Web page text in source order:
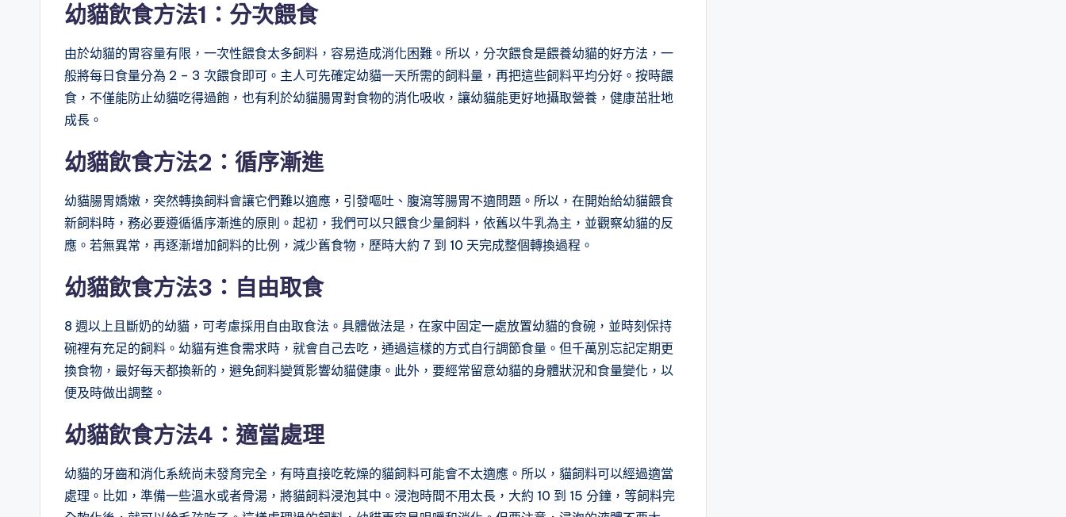
幼貓飲食方法1： 分次餵食
由於幼貓的胃容量有限，一次性餵食太多飼料，容易造成消化困難。所以，分次餵食是餵養幼貓的好方法，一
般將每日食量分為 2 – 3 次餵食即可。主人可先確定幼貓一天所需的飼料量，再把這些飼料平均分好。按時餵
食，不僅能防止幼貓吃得過飽，也有利於幼貓腸胃對食物的消化吸收，讓幼貓能更好地攝取營養，健康茁壯地
成長。
幼貓飲食方法2： 循序漸進
幼貓腸胃嬌嫩，突然轉換飼料會讓它們難以適應，引發嘔吐、腹瀉等腸胃不適問題。所以，在開始給幼貓餵食
新飼料時，務必要遵循循序漸進的原則。起初，我們可以只餵食少量飼料，依舊以牛乳為主，並觀察幼貓的反
應。若無異常，再逐漸增加飼料的比例，減少舊食物，歷時大約 7 到 10 天完成整個轉換過程。
幼貓飲食方法3： 自由取食
8 週以上且斷奶的幼貓，可考慮採用自由取食法。具體做法是，在家中固定一處放置幼貓的食碗，並時刻保持
碗裡有充足的飼料。幼貓有進食需求時，就會自己去吃，通過這樣的方式自行調節食量。但千萬別忘記定期更
換食物，最好每天都換新的，避免飼料變質影響幼貓健康。此外，要經常留意幼貓的身體狀況和食量變化，以
便及時做出調整。
幼貓飲食方法4：適當處理
幼貓的牙齒和消化系統尚未發育完全，有時直接吃乾燥的貓飼料可能會不太適應。所以，貓飼料可以經過適當
處理。比如，準備一些溫水或者骨湯，將貓飼料浸泡其中。浸泡時間不用太長，大約 10 到 15 分鐘，等飼料完